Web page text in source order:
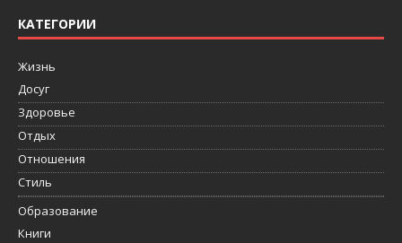
КАТЕГОРИИ
Жизнь
Досуг
Здоровье
Отдых
Отношения
Стиль
Образование
Книги